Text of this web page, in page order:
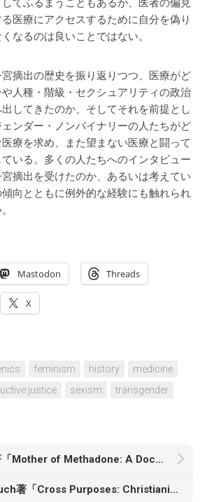
てふるまうこともあるが、医者の偏見
医療にアクセスするために自分を偽り
なるのは良いことではない。
摘出の歴史を振り返りつつ、医療がど
人種・階級・セクシュアリティの政治
してきたのか、そしてそれを前提とし
ンダー・ノンバイナリーの人たちがど
療を求め、また望まない医療と闘って
いる。多くの人たちへのインタビュー
摘出を受けたのか、あるいは考えてい
向とともに例外的な経験にも触れられ
Mastodon Threads
X
feminism history
medicine
justice sexism transgender
Melody Glenn著「Mother of Methadone: A Doctor’s Quest, a Forgotten History, and a Modern-Day Crisis」
Jonathan Rauch著「Cross Purposes: Christianity’s Broken Bargain with Democracy」